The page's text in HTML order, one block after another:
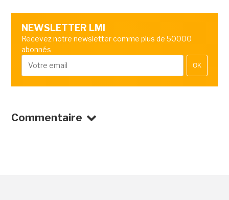
NEWSLETTER LMI
Recevez notre newsletter comme plus de 50000
abonnés
OK
Commentaire